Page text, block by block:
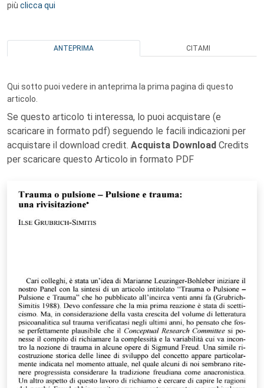
più clicca qui
ANTEPRIMA CITAMI
Qui sotto puoi vedere in anteprima la prima pagina di questo
articolo.
Se questo articolo ti interessa, lo puoi acquistare (e
scaricare in formato pdf) seguendo le facili indicazioni per
acquistare il download credit. Acquista Download Credits
per scaricare questo Articolo in formato PDF